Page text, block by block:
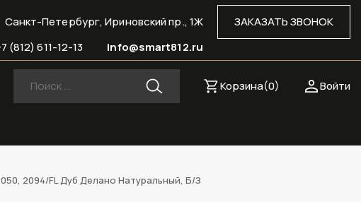
ЗАКАЗАТЬ ЗВОНОК
Санкт-Петербург, Ириновский пр., 1Ж
info@smart812.ru
(812) 611-12-13
Войти
Корзина(0)
2094/FL Дуб Делано Натуральный, Б/З